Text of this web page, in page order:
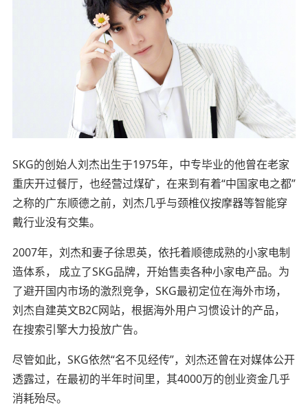
SKG的创始人刘杰出生于1975年，中专毕业的他曾在老家
重庆开过餐厅，也经营过煤矿，在来到有着“中国家电之都”
之称的广东顺德之前，刘杰几乎与颈椎仪按摩器等智能穿
戴行业没有交集。
2007年，刘杰和妻子徐思英，依托着顺德成熟的小家电制
造体系， 成立了SKG品牌，开始售卖各种小家电产品。为
了避开国内市场的激烈竞争，SKG最初定位在海外市场，
刘杰自建英文B2C网站，根据海外用户习惯设计的产品，
在搜索引擎大力投放广告。
尽管如此，SKG依然“名不见经传”，刘杰还曾在对媒体公开
透露过，在最初的半年时间里，其4000万的创业资金几乎
消耗殆尽。